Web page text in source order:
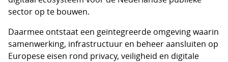
sector op te bouwen.
Daarmee ontstaat een geïntegreerde omgeving waarin
samenwerking, infrastructuur en beheer aansluiten op
Europese eisen rond privacy, veiligheid en digitale